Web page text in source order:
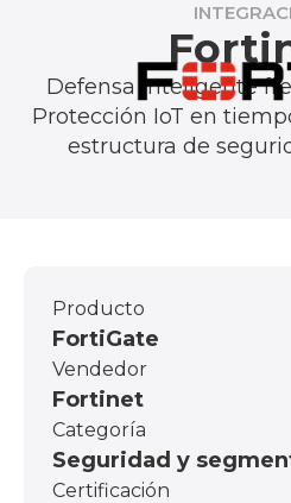
Defensa inteligente
Protección IoT en
estructura de
Producto
FortiGate
Vendedor
Fortinet
Categoría
Seguridad y
Certificación